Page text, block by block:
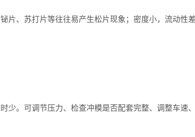
、苏打片等往往易产生松片现象；密度小，流动性差
。可调节压力、检查冲模是否配套完整、调整车速